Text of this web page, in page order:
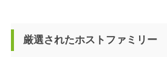
厳選されたホストファミリー